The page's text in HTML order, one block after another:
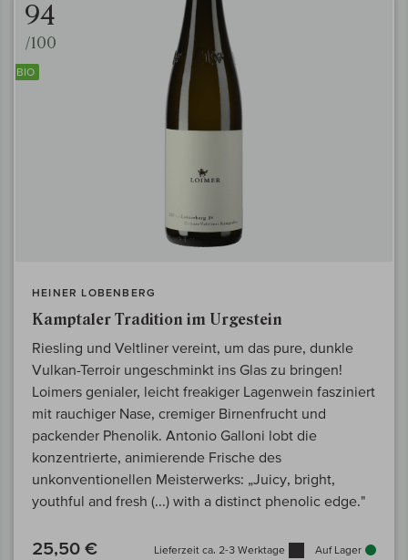
94
/100
BIO
HEINER LOBENBERG
Kamptaler Tradition im Urgestein
Riesling und Veltliner vereint, um das pure, dunkle
Vulkan-Terroir ungeschminkt ins Glas zu bringen!
Loimers genialer, leicht freakiger Lagenwein fasziniert
mit rauchiger Nase, cremiger Birnenfrucht und
packender Phenolik. Antonio Galloni lobt die
konzentrierte, animierende Frische des
unkonventionellen Meisterwerks: „Juicy, bright,
youthful and fresh (...) with a distinct phenolic edge."
25,50 € Lieferzeit ca. 2-3 Werktage Auf Lager